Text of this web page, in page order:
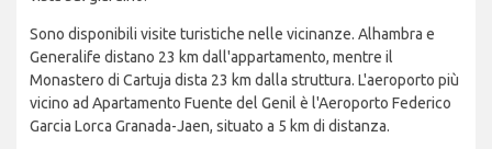
Sono disponibili visite turistiche nelle vicinanze. Alhambra e
Generalife distano 23 km dall'appartamento, mentre il
Monastero di Cartuja dista 23 km dalla struttura. L'aeroporto più
vicino ad Apartamento Fuente del Genil è l'Aeroporto Federico
Garcia Lorca Granada-Jaen, situato a 5 km di distanza.